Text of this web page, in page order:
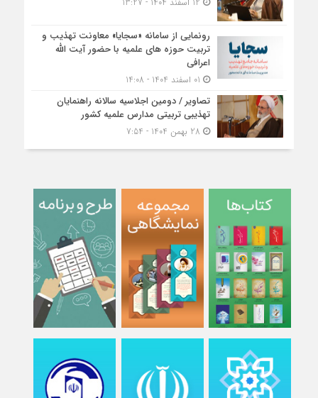
رونمایی از سامانه «سجایا» معاونت تهذیب و
تربیت حوزه‌ های علمیه با حضور آیت الله
اعرافی
تصاویر / دومین اجلاسیه سالانه راهنمایان
تهذیبی تربیتی مدارس علمیه کشور